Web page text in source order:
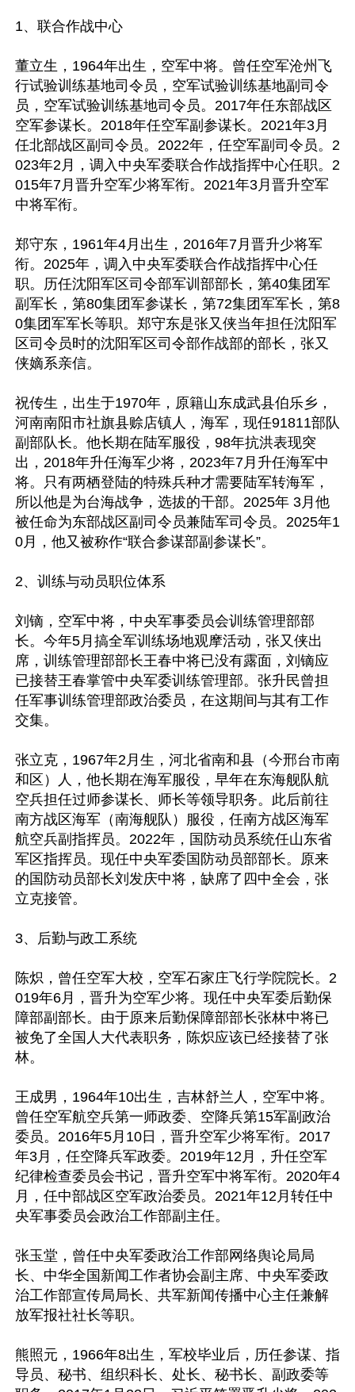
1、联合作战中心
董立生，1964年出生，空军中将。曾任空军沧州飞
行试验训练基地司令员，空军试验训练基地副司令
员，空军试验训练基地司令员。2017年任东部战区
空军参谋长。2018年任空军副参谋长。2021年3月
任北部战区副司令员。2022年，任空军副司令员。2
023年2月，调入中央军委联合作战指挥中心任职。2
015年7月晋升空军少将军衔。2021年3月晋升空军
中将军衔。
郑守东，1961年4月出生，2016年7月晋升少将军
衔。2025年，调入中央军委联合作战指挥中心任
职。历任沈阳军区司令部军训部部长，第40集团军
副军长，第80集团军参谋长，第72集团军军长，第8
0集团军军长等职。郑守东是张又侠当年担任沈阳军
区司令员时的沈阳军区司令部作战部的部长，张又
侠嫡系亲信。
祝传生，出生于1970年，原籍山东成武县伯乐乡，
河南南阳市社旗县赊店镇人，海军，现任91811部队
副部队长。他长期在陆军服役，98年抗洪表现突
出，2018年升任海军少将，2023年7月升任海军中
将。只有两栖登陆的特殊兵种才需要陆军转海军，
所以他是为台海战争，选拔的干部。2025年 3月他
被任命为东部战区副司令员兼陆军司令员。2025年1
0月，他又被称作“联合参谋部副参谋长”。
2、训练与动员职位体系
刘镝，空军中将，中央军事委员会训练管理部部
长。今年5月搞全军训练场地观摩活动，张又侠出
席，训练管理部部长王春中将已没有露面，刘镝应
已接替王春掌管中央军委训练管理部。张升民曾担
任军事训练管理部政治委员，在这期间与其有工作
交集。
张立克，1967年2月生，河北省南和县（今邢台市南
和区）人，他长期在海军服役，早年在东海舰队航
空兵担任过师参谋长、师长等领导职务。此后前往
南方战区海军（南海舰队）服役，任南方战区海军
航空兵副指挥员。2022年，国防动员系统任山东省
军区指挥员。现任中央军委国防动员部部长。原来
的国防动员部长刘发庆中将，缺席了四中全会，张
立克接管。
3、后勤与政工系统
陈炽，曾任空军大校，空军石家庄飞行学院院长。2
019年6月，晋升为空军少将。现任中央军委后勤保
障部副部长。由于原来后勤保障部部长张林中将已
被免了全国人大代表职务，陈炽应该已经接替了张
林。
王成男，1964年10出生，吉林舒兰人，空军中将。
曾任空军航空兵第一师政委、空降兵第15军副政治
委员。2016年5月10日，晋升空军少将军衔。2017
年3月，任空降兵军政委。2019年12月，升任空军
纪律检查委员会书记，晋升空军中将军衔。2020年4
月，任中部战区空军政治委员。2021年12月转任中
央军事委员会政治工作部副主任。
张玉堂，曾任中央军委政治工作部网络舆论局局
长、中华全国新闻工作者协会副主席、中央军委政
治工作部宣传局局长、共军新闻传播中心主任兼解
放军报社社长等职。
熊照元，1966年8出生，军校毕业后，历任参谋、指
导员、秘书、组织科长、处长、秘书长、副政委等